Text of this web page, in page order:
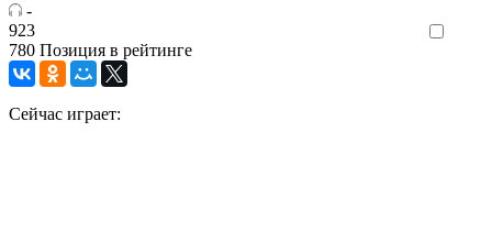
-
923
780 Позиция в рейтинге
Сейчас играет: